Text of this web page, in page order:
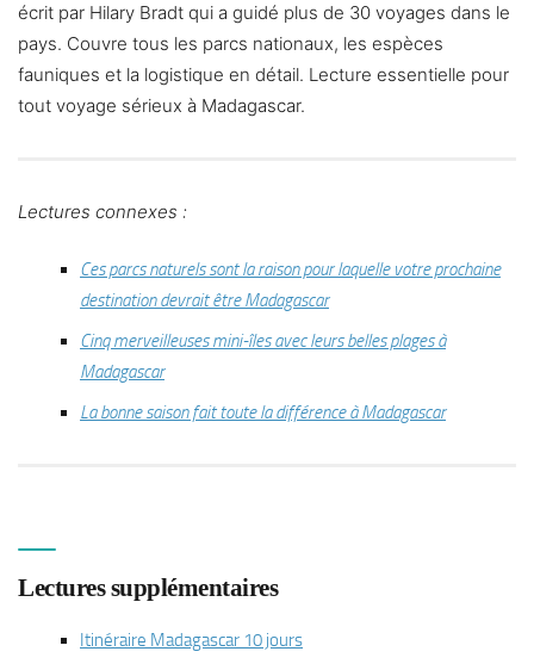
écrit par Hilary Bradt qui a guidé plus de 30 voyages dans le
pays. Couvre tous les parcs nationaux, les espèces
fauniques et la logistique en détail. Lecture essentielle pour
tout voyage sérieux à Madagascar.
Lectures connexes :
Ces parcs naturels sont la raison pour laquelle votre prochaine
destination devrait être Madagascar
Cinq merveilleuses mini-îles avec leurs belles plages à
Madagascar
La bonne saison fait toute la différence à Madagascar
Lectures supplémentaires
Itinéraire Madagascar 10 jours